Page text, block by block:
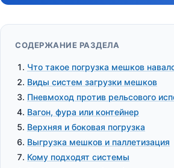
СОДЕРЖАНИЕ РАЗДЕЛА
Что такое погрузка мешков
Виды систем загрузки мешков
Пневмоход против рельсового
Вагон, фура или контейнер
Верхняя и боковая погрузка
Выгрузка мешков и паллетизация
Кому подходят системы